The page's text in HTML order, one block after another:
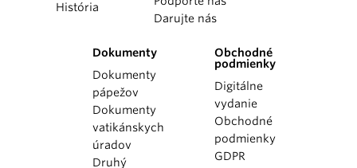
História
Darujte nás
Dokumenty
Dokumenty
pápežov
Dokumenty
vatikánskych
úradov
Druhý
Obchodné
podmienky
Digitálne
vydanie
Obchodné
podmienky
GDPR